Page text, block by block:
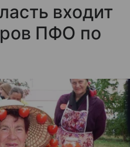
входит
ПФО по